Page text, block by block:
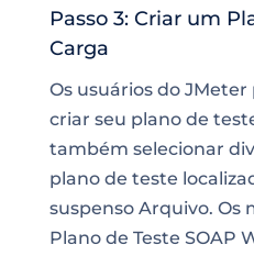
Passo 3: Criar um
Carga
Os usuários do
criar seu plano de
também selecionar
plano de teste
suspenso Arquivo. Os
Plano de Teste SOAP